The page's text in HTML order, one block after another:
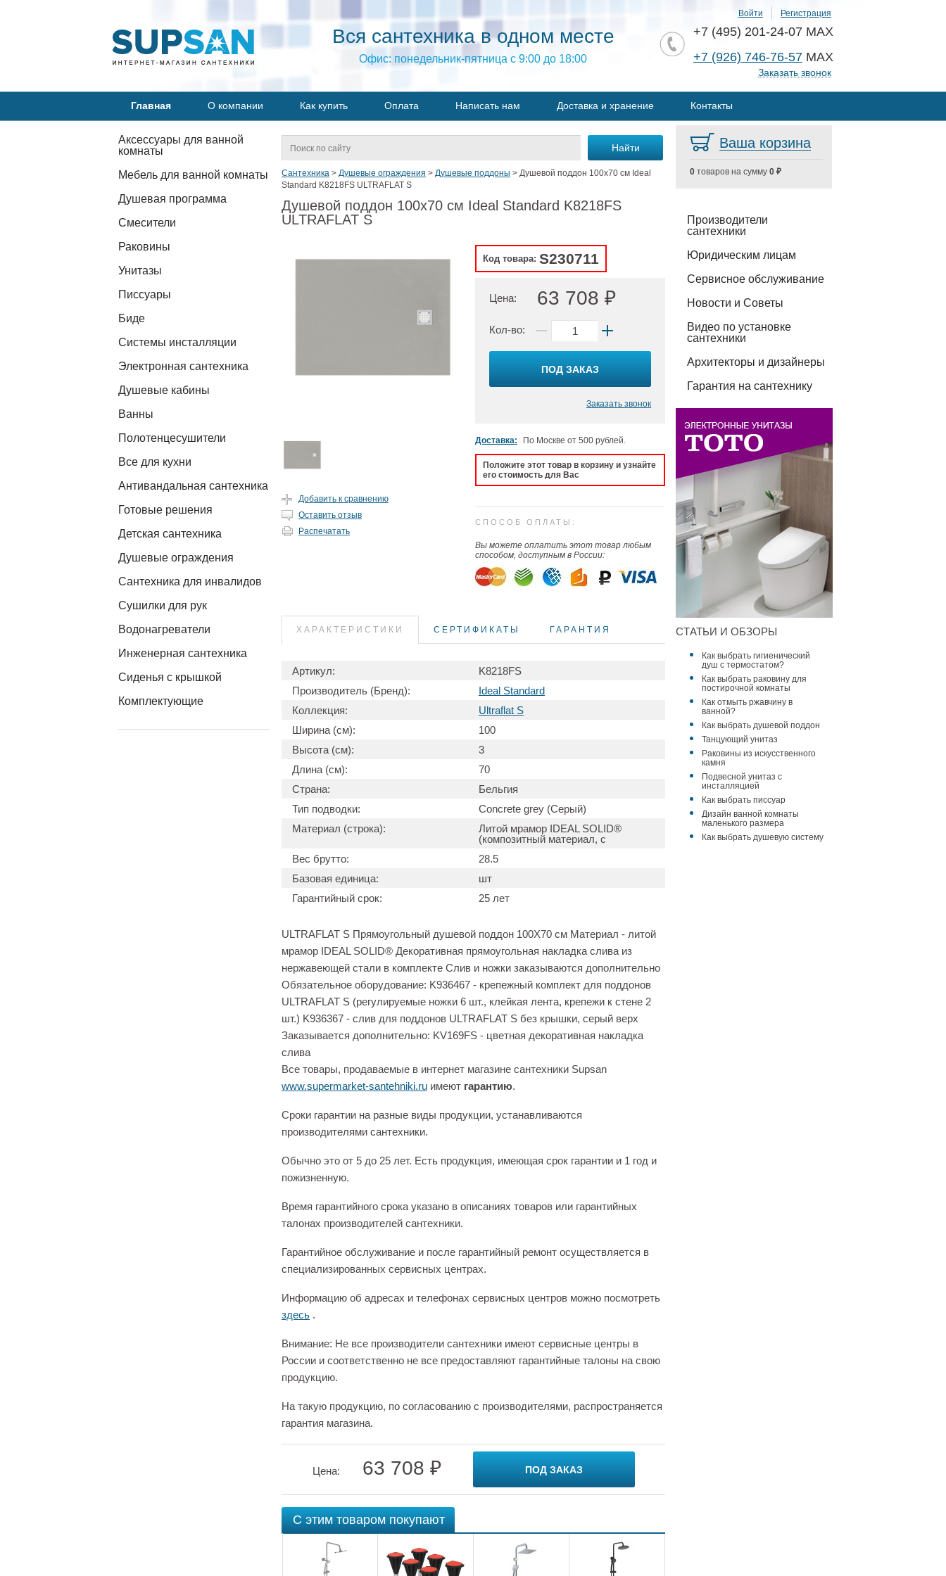
Вся сантехника в одном месте
Офис: понедельник-пятница с 9:00 до 18:00
Войти Регистрация
+7 (495) 201-24-07 MAX
+7 (926) 746-76-57 MAX
Заказать звонок
Главная О компании Как купить Оплата Написать нам Доставка и хранение Контакты
Аксессуары для ванной
комнаты
Мебель для ванной комнаты
Душевая программа
Смесители
Раковины
Унитазы
Писсуары
Биде
Системы инсталляции
Электронная сантехника
Душевые кабины
Ванны
Полотенцесушители
Все для кухни
Антивандальная сантехника
Готовые решения
Детская сантехника
Душевые ограждения
Сантехника для инвалидов
Сушилки для рук
Водонагреватели
Инженерная сантехника
Сиденья с крышкой
Комплектующие
Сантехника > Душевые ограждения > Душевые поддоны > Душевой поддон 100х70 см Ideal
Standard K8218FS ULTRAFLAT S
Душевой поддон 100х70 см Ideal Standard K8218FS
ULTRAFLAT S
Добавить к сравнению
Оставить отзыв
Распечатать
Код товара: S230711
Цена: 63 708 ₽
Кол-во:
ПОД ЗАКАЗ
Заказать звонок
Доставка: По Москве от 500 рублей.
Положите этот товар в корзину и узнайте
его стоимость для Вас
СПОСОБ ОПЛАТЫ:
Вы можете оплатить этот товар любым
способом, доступным в России:
ХАРАКТЕРИСТИКИ СЕРТИФИКАТЫ ГАРАНТИЯ
Артикул:
K8218FS
Производитель (Бренд):
Ideal Standard
Коллекция:
Ultraflat S
Ширина (см):
100
Высота (см):
3
Длина (см):
70
Страна:
Бельгия
Тип подводки:
Concrete grey (Серый)
Материал (строка):
Литой мрамор IDEAL SOLID®
(композитный материал, с
Вес брутто:
28.5
Базовая единица:
шт
Гарантийный срок:
25 лет
ULTRAFLAT S Прямоугольный душевой поддон 100X70 см Материал - литой
мрамор IDEAL SOLID® Декоративная прямоугольная накладка слива из
нержавеющей стали в комплекте Слив и ножки заказываются дополнительно
Обязательное оборудование: K936467 - крепежный комплект для поддонов
ULTRAFLAT S (регулируемые ножки 6 шт., клейкая лента, крепежи к стене 2
шт.) K936367 - слив для поддонов ULTRAFLAT S без крышки, серый верх
Заказывается дополнительно: KV169FS - цветная декоративная накладка
слива
Все товары, продаваемые в интернет магазине сантехники Supsan
www.supermarket-santehniki.ru имеют гарантию.
Сроки гарантии на разные виды продукции, устанавливаются
производителями сантехники.
Обычно это от 5 до 25 лет. Есть продукция, имеющая срок гарантии и 1 год и
пожизненную.
Время гарантийного срока указано в описаниях товаров или гарантийных
талонах производителей сантехники.
Гарантийное обслуживание и после гарантийный ремонт осуществляется в
специализированных сервисных центрах.
Информацию об адресах и телефонах сервисных центров можно посмотреть
здесь .
Внимание: Не все производители сантехники имеют сервисные центры в
России и соответственно не все предоставляют гарантийные талоны на свою
продукцию.
На такую продукцию, по согласованию с производителями, распространяется
гарантия магазина.
Цена: 63 708 ₽ ПОД ЗАКАЗ
С этим товаром покупают
Ваша корзина
0 товаров на сумму 0 ₽
Производители
сантехники
Юридическим лицам
Сервисное обслуживание
Новости и Советы
Видео по установке
сантехники
Архитекторы и дизайнеры
Гарантия на сантехнику
СТАТЬИ И ОБЗОРЫ
Как выбрать гигиенический
душ с термостатом?
Как выбрать раковину для
постирочной комнаты
Как отмыть ржавчину в
ванной?
Как выбрать душевой поддон
Танцующий унитаз
Раковины из искусственного
камня
Подвесной унитаз с
инсталляцией
Как выбрать писсуар
Дизайн ванной комнаты
маленького размера
Как выбрать душевую систему